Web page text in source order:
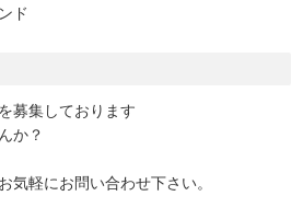
ド
募集しております
か？
気軽にお問い合わせ下さい。